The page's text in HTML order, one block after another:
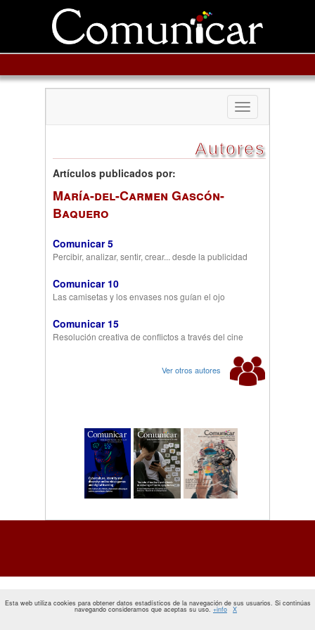
Toggle
navigation
Autores
Artículos publicados por:
María-del-Carmen Gascón-
Baquero
Comunicar 5
Percibir, analizar, sentir, crear... desde la publicidad
Comunicar 10
Las camisetas y los envases nos guían el ojo
Comunicar 15
Resolución creativa de conflictos a través del cine
Ver otros autores
Esta web utiliza cookies para obtener datos estadísticos de la navegación de sus usuarios. Si continúas
navegando consideramos que aceptas su uso. +info X